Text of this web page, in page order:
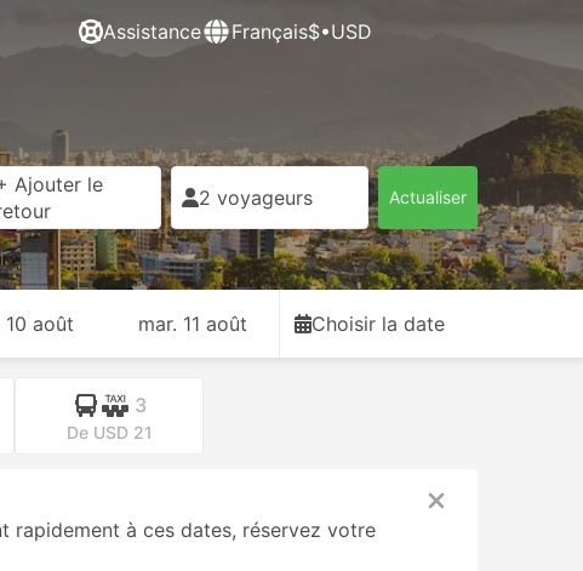
Assistance Français$•USD
Ajouter le
2 voyageurs Actualiser
10 août mar. 11 août Choisir la date
3
De USD 21
rapidement à ces dates, réservez votre